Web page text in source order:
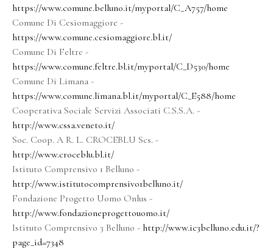
https://www.comune.belluno.it/myportal/C_A757/home
Comune Di Cesiomaggiore -
https://www.comune.cesiomaggiore.bl.it/
Comune Di Feltre -
https://www.comune.feltre.bl.it/myportal/C_D530/home
Comune Di Limana -
https://www.comune.limana.bl.it/myportal/C_E588/home
Cooperativa Sociale Servizi Associati C.S.S.A. -
http://www.cssa.veneto.it/
Soc. Coop. A R. L. CROCEBLU Scs. -
http://www.croceblu.bl.it/
Istituto Comprensivo 1 Belluno -
http://www.istitutocomprensivo1belluno.it/
Fondazione Progetto Uomo Onlus -
http://www.fondazioneprogettouomo.it/
Istituto Comprensivo 3 Belluno - http://www.ic3belluno.edu.it/?
page_id=7348